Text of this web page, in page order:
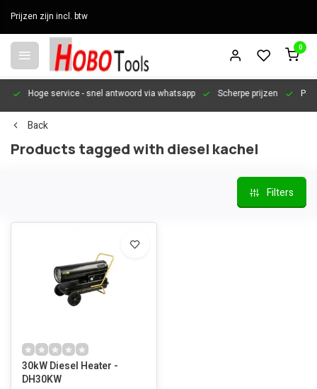
Prijzen zijn incl. btw
0
Hoge service- snel antwoord via whatsapp Scherpe prijzen
Back
Products tagged with diesel kachel
Filters
30kW Diesel Heater -
DH30KW